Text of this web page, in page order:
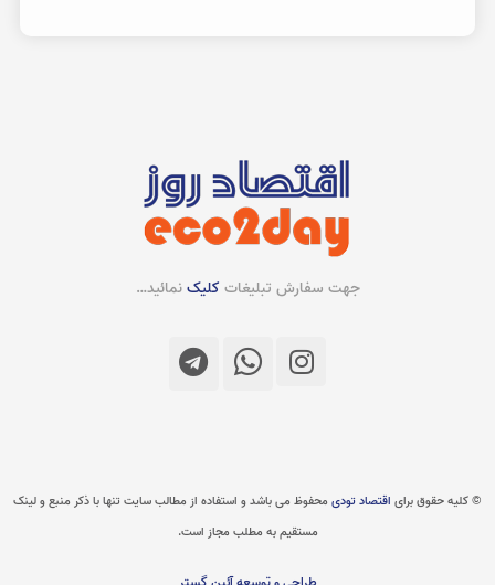
جهت سفارش تبلیغات کلیکنمائید…
© کلیه حقوق برای اقتصاد تودیمحفوظ می باشد و استفاده از مطالب سایت تنها با ذکر منبع و لینک
مستقیم به مطلب مجاز است.